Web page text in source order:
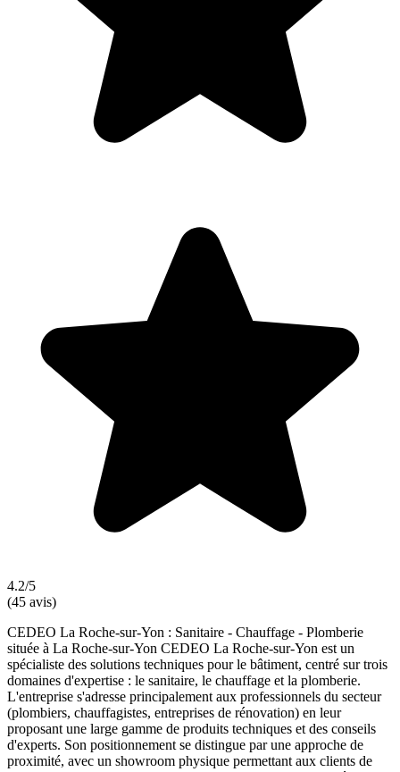
4.2/5
(45 avis)
CEDEO La Roche-sur-Yon : Sanitaire - Chauffage - Plomberie
située à La Roche-sur-Yon CEDEO La Roche-sur-Yon est un
spécialiste des solutions techniques pour le bâtiment, centré sur trois
domaines d'expertise : le sanitaire, le chauffage et la plomberie.
L'entreprise s'adresse principalement aux professionnels du secteur
(plombiers, chauffagistes, entreprises de rénovation) en leur
proposant une large gamme de produits techniques et des conseils
d'experts. Son positionnement se distingue par une approche de
proximité, avec un showroom physique permettant aux clients de